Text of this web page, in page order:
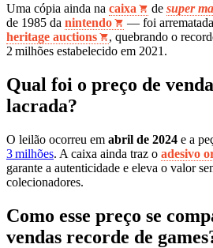
Uma cópia ainda na caixa de super
de 1985 da nintendo
— foi
heritage auctions
, quebrando o
2 milhões estabelecido em 2021.
Qual foi o preço de
lacrada?
O leilão ocorreu em abril de 2024 e a
3 milhões. A caixa ainda traz o adesivo
garante a autenticidade e eleva o valor
colecionadores.
Como esse preço se
vendas recorde de